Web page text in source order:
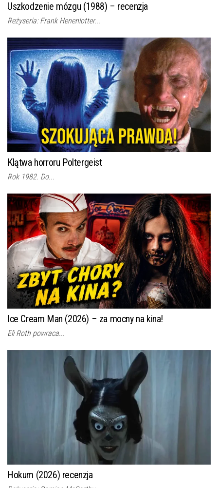
Uszkodzenie mózgu (1988) – recenzja
Reżyseria: Frank Henenlotter...
Klątwa horroru Poltergeist
Rok 1982. Do...
Ice Cream Man (2026) – za mocny na kina!
Eli Roth powraca...
Hokum (2026) recenzja